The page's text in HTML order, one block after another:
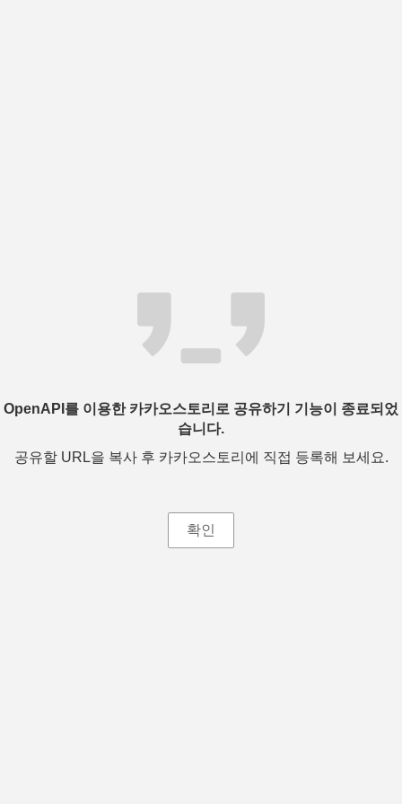
OpenAPI를 이용한 카카오스토리로 공유하기 기능이 종료되었
습니다.
공유할 URL을 복사 후 카카오스토리에 직접 등록해 보세요.
확인